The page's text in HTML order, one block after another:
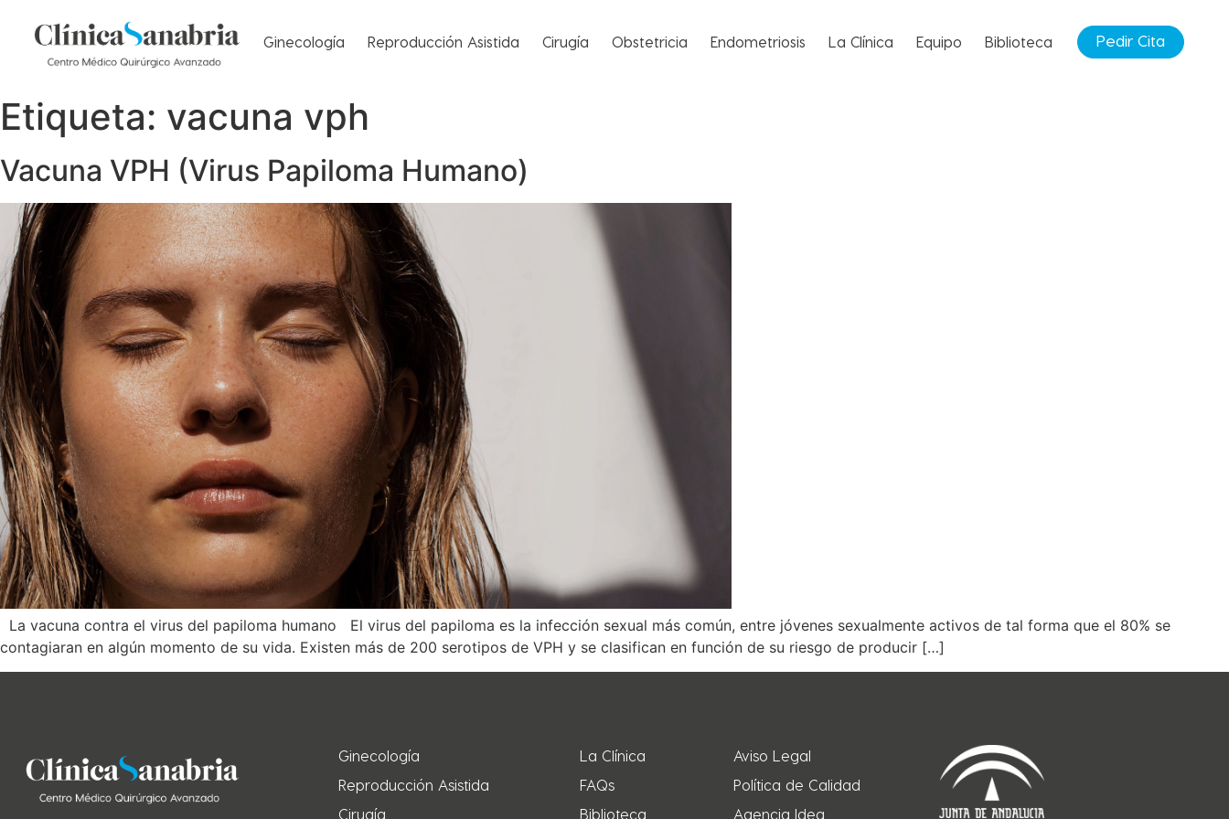
Ginecología Reproducción Asistida Cirugía Obstetricia Endometriosis La Clínica Equipo Biblioteca Pedir Cita
Etiqueta: vacuna vph
Vacuna VPH (Virus Papiloma Humano)
La vacuna contra el virus del papiloma humano El virus del papiloma es la infección sexual más común, entre jóvenes sexualmente activos de tal forma que el 80% se
contagiaran en algún momento de su vida. Existen más de 200 serotipos de VPH y se clasifican en función de su riesgo de producir […]
Ginecología
Reproducción Asistida
Cirugía
La Clínica
FAQs
Biblioteca
Aviso Legal
Política de Calidad
Agencia Idea